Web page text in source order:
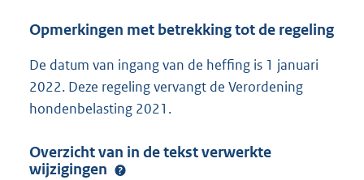
Opmerkingen met betrekking tot de regeling
De datum van ingang van de heffing is 1 januari
2022. Deze regeling vervangt de Verordening
hondenbelasting 2021.
Overzicht van in de tekst verwerkte
wijzigingen